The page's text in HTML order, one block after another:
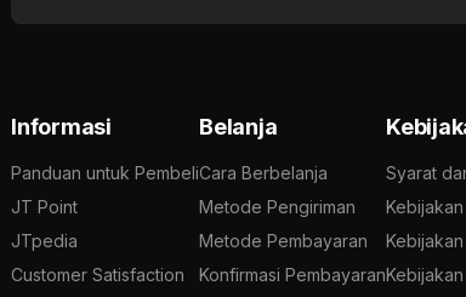
Informasi
Panduan untuk Pembeli
JT Point
JTpedia
Customer Satisfaction
Belanja
Cara Berbelanja
Metode Pengiriman
Metode Pembayaran
Konfirmasi Pembayaran
Syarat